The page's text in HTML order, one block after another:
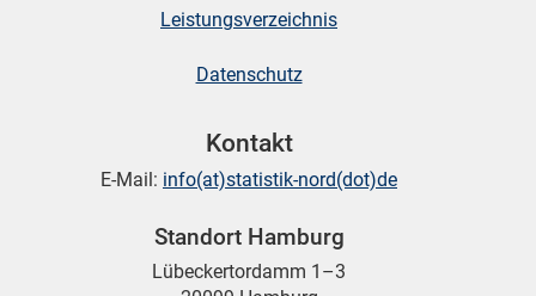
Leistungsverzeichnis
Datenschutz
Kontakt
E-Mail: info(at)statistik-nord(dot)de
Standort Hamburg
Lübeckertordamm 1–3